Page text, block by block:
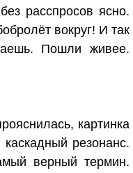
расспросов ясно.
вокруг! И так
Пошли живее.
картинка
резонанс.
верный термин.